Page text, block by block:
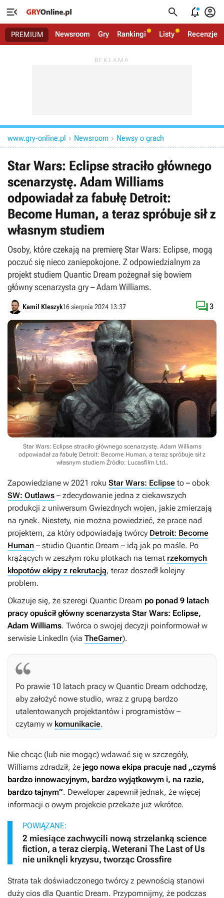
   
PREMIUM Newsroom Gry Rankingi Listy Recenzje
www.gry-online.pl  Newsroom  Newsy o grach
Star Wars: Eclipse straciło głównego
scenarzystę. Adam Williams
odpowiadał za fabułę Detroit:
Become Human, a teraz spróbuje sił z
własnym studiem
Osoby, które czekają na premierę Star Wars: Eclipse, mogą
poczuć się nieco zaniepokojone. Z odpowiedzialnym za
projekt studiem Quantic Dream pożegnał się bowiem
główny scenarzysta gry – Adam Williams.
Kamil Kleszyk16 sierpnia 2024 13:37 3
Star Wars: Eclipse straciło głównego scenarzystę. Adam Williams
odpowiadał za fabułę Detroit: Become Human, a teraz spróbuje sił z
własnym studiem Źródło: Lucasfilm Ltd..
Zapowiedziane w 2021 roku Star Wars: Eclipse to – obok
SW: Outlaws – zdecydowanie jedna z ciekawszych
produkcji z uniwersum Gwiezdnych wojen, jakie zmierzają
na rynek. Niestety, nie można powiedzieć, że prace nad
projektem, za który odpowiadają twórcy Detroit: Become
Human – studio Quantic Dream – idą jak po maśle. Po
krążących w zeszłym roku plotkach na temat rzekomych
kłopotów ekipy z rekrutacją, teraz doszedł kolejny
problem.
Okazuje się, że szeregi Quantic Dream po ponad 9 latach
pracy opuścił główny scenarzysta Star Wars: Eclipse,
Adam Williams. Twórca o swojej decyzji poinformował w
serwisie LinkedIn (via TheGamer).
Po prawie 10 latach pracy w Quantic Dream odchodzę,
aby założyć nowe studio, wraz z grupą bardzo
utalentowanych projektantów i programistów –
czytamy w komunikacie.
Nie chcąc (lub nie mogąc) wdawać się w szczegóły,
Williams zdradził, że jego nowa ekipa pracuje nad „czymś
bardzo innowacyjnym, bardzo wyjątkowym i, na razie,
bardzo tajnym”. Deweloper zapewnił jednak, że więcej
informacji o owym projekcie przekaże już wkrótce.
POWIĄZANE:
2 miesiące zachwycili nową strzelanką science
fiction, a teraz cierpią. Weterani The Last of Us
nie uniknęli kryzysu, tworząc Crossfire
Strata tak doświadczonego twórcy z pewnością stanowi
duży cios dla Quantic Dream. Przypomnijmy, że podczas